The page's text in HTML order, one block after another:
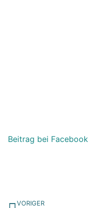
Beitrag bei Facebook
VORIGER